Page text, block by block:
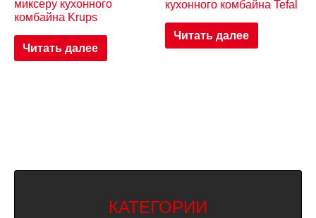
миксеру кухонного
комбайна Krups
Читать далее
кухонного комбайна Tefal
Читать далее
КАТЕГОРИИ